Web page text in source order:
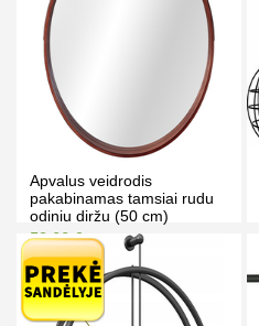
Apvalus veidrodis
pakabinamas tamsiai rudu
odiniu diržu (50 cm)
59.00 €
Kaina prisijungus
69.00 €